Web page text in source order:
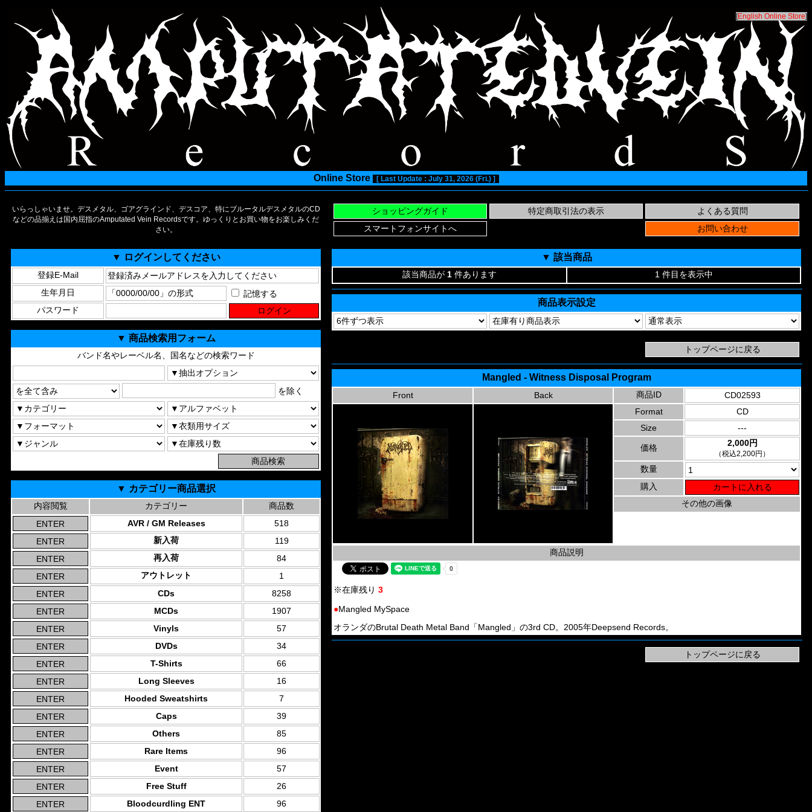
[English Online Store]
Online Store [ Last Update : July 31, 2026 (Fri.) ]
いらっしゃいませ。デスメタル、ゴアグラインド、デスコア、特にブルータルデスメタルのCD
などの品揃えは国内屈指のAmputated Vein Recordsです。ゆっくりとお買い物をお楽しみくだ
さい。
▼ ログインしてください
登録E-Mail
生年月日
記憶する
パスワード
▼ 商品検索用フォーム
バンド名やレーベル名、国名などの検索ワード
を除く
▼ カテゴリー商品選択
内容閲覧 カテゴリー
商品数
AVR / GM Releases
518
新入荷
119
再入荷
84
アウトレット
1
CDs
8258
MCDs
1907
Vinyls
57
DVDs
34
T-Shirts
66
Long Sleeves
16
Hooded Sweatshirts
7
Caps
39
Others
85
Rare Items
96
Event
57
Free Stuff
26
Bloodcurdling ENT
96
▼ 該当商品
該当商品が 1 件あります 1 件目を表示中
商品表示設定
Mangled - Witness Disposal Program
Front Back 商品ID
CD02593
Format
CD
Size
---
価格 2,000円
（税込2,200円）
数量
購入
その他の画像
商品説明
※在庫残り 3
●Mangled MySpace
オランダのBrutal Death Metal Band「Mangled」の3rd CD。2005年Deepsend Records。